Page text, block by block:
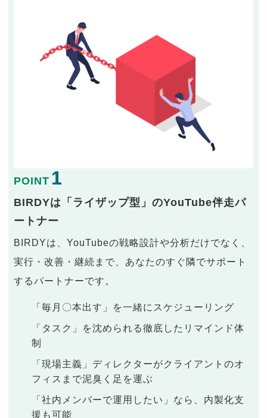
POINT 1
BIRDYは「ライザップ型」のYouTube伴走パ
ートナー
BIRDYは、YouTubeの戦略設計や分析だけでなく、
実行・改善・継続まで、あなたのすぐ隣でサポート
するパートナーです。
「毎月〇本出す」を一緒にスケジューリング
「タスク」を沈められる徹底したリマインド体
制
「現場主義」ディレクターがクライアントのオ
フィスまで泥臭く足を運ぶ
「社内メンバーで運用したい」なら、内製化支
援も可能